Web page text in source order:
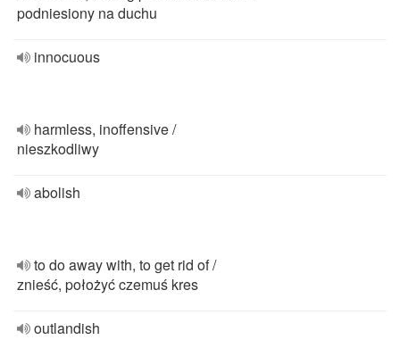
podniesiony na duchu
innocuous
harmless, inoffensive /
nieszkodliwy
abolish
to do away with, to get rid of /
znieść, położyć czemuś kres
outlandish